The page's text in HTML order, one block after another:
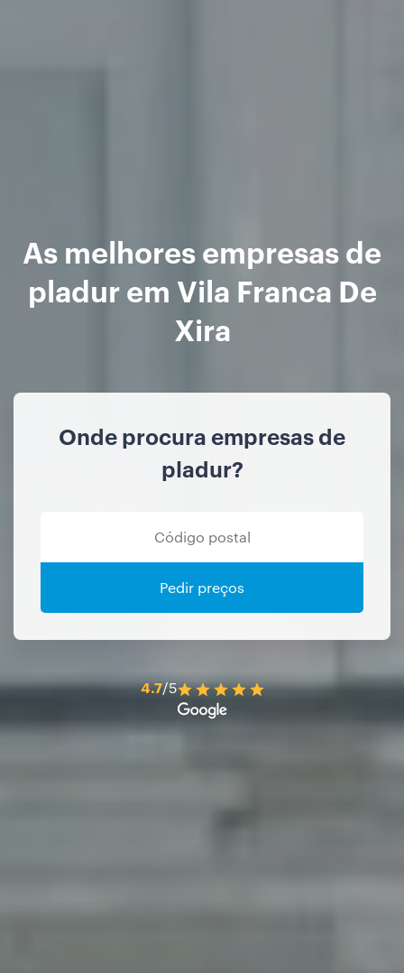
As melhores empresas de
pladur em Vila Franca De
Xira
Onde procura empresas de
pladur?
Pedir preços
4.7/5